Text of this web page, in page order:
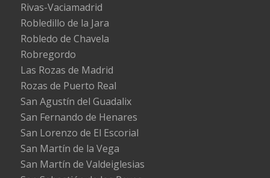
Rivas-Vaciamadrid
Robledillo de la Jara
Robledo de Chavela
Robregordo
Las Rozas de Madrid
Rozas de Puerto Real
San Agustín del Guadalix
San Fernando de Henares
San Lorenzo de El Escorial
San Martín de la Vega
San Martín de Valdeiglesias